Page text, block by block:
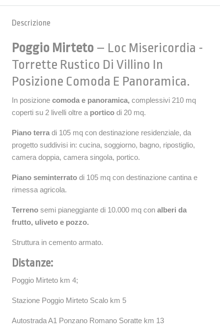
Descrizione
Poggio Mirteto – Loc Misericordia -
Torrette Rustico Di Villino In
Posizione Comoda E Panoramica.
In posizione comoda e panoramica, complessivi 210 mq
coperti su 2 livelli oltre a portico di 20 mq.
Piano terra di 105 mq con destinazione residenziale, da
progetto suddivisi in: cucina, soggiorno, bagno, ripostiglio,
camera doppia, camera singola, portico.
Piano seminterrato di 105 mq con destinazione cantina e
rimessa agricola.
Terreno semi pianeggiante di 10.000 mq con alberi da
frutto, uliveto e pozzo.
Struttura in cemento armato.
Distanze:
Poggio Mirteto km 4;
Stazione Poggio Mirteto Scalo km 5
Autostrada A1 Ponzano Romano Soratte km 13